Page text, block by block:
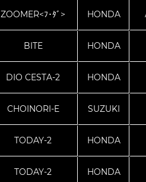
ZOOMER<ﾌ･ﾀﾞ> HONDA
BITE HONDA
DIO CESTA-2 HONDA
CHOINORI-E SUZUKI
TODAY-2 HONDA
TODAY-2 HONDA